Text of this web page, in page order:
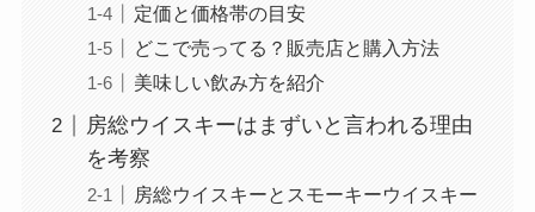
定価と価格帯の目安
どこで売ってる？販売店と購入方法
美味しい飲み方を紹介
房総ウイスキーはまずいと言われる理由
を考察
房総ウイスキーとスモーキーウイスキー